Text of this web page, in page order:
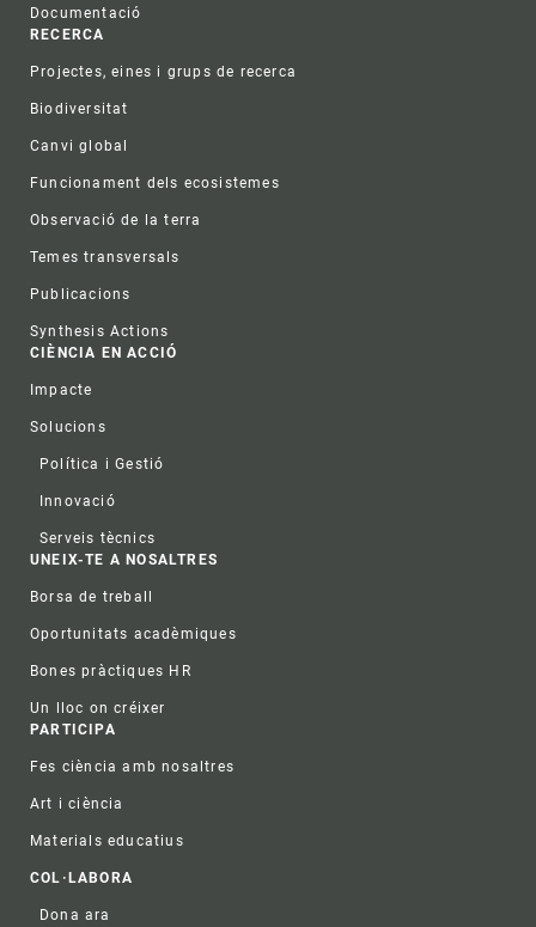
Documentació
RECERCA
Projectes, eines i grups de recerca
Biodiversitat
Canvi global
Funcionament dels ecosistemes
Observació de la terra
Temes transversals
Publicacions
Synthesis Actions
CIÈNCIA EN ACCIÓ
Impacte
Solucions
Política i Gestió
Innovació
Serveis tècnics
UNEIX-TE A NOSALTRES
Borsa de treball
Oportunitats acadèmiques
Bones pràctiques HR
Un lloc on créixer
PARTICIPA
Fes ciència amb nosaltres
Art i ciència
Materials educatius
COL·LABORA
Dona ara